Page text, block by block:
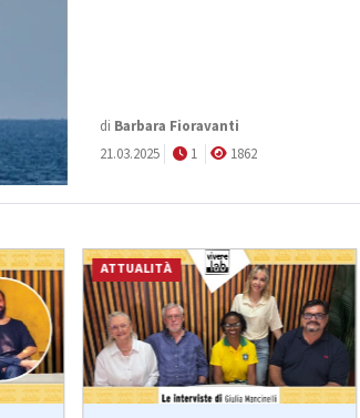
di Barbara Fioravanti
21.03.2025
1 1862
ATTUALITÀ